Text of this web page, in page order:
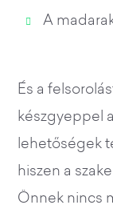
A
És a
készgyeppel
lehetőségek
hiszen a
Önnek nincs